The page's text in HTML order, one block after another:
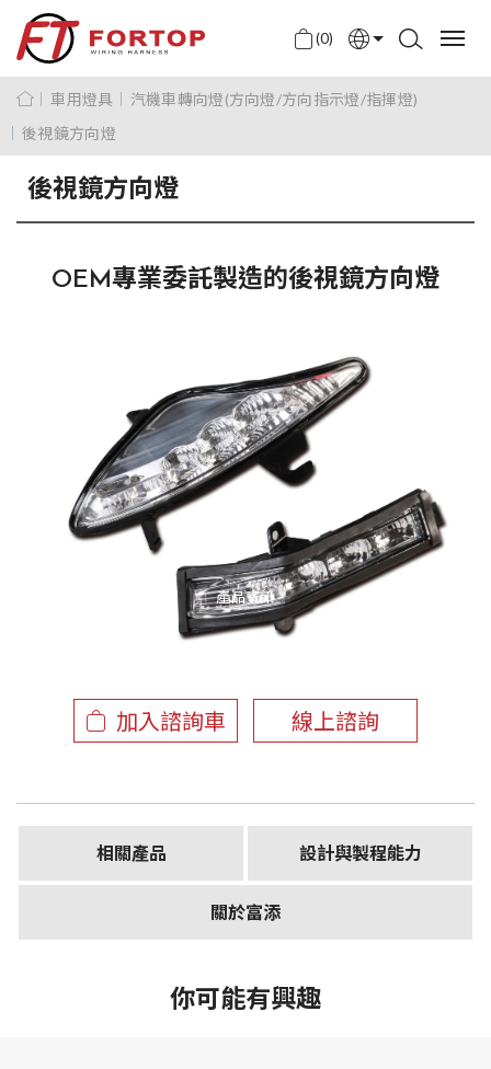
(0)
English
車用燈具
汽機車轉向燈(方向燈/方向指示燈/指揮燈)
後視鏡方向燈
後視鏡方向燈
OEM專業委託製造的後視鏡方向燈
產品資訊
加入諮詢車 線上諮詢
相關產品 設計與製程能力
關於富添
你可能有興趣